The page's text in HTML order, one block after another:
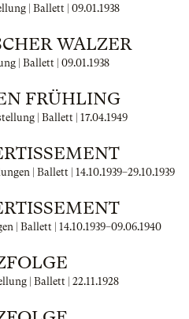
| Ballett | 09.01.1938
WALZER
| Ballett | 09.01.1938
FRÜHLING
| Ballett | 17.04.1949
| Ballett | 14.10.1939–29.10.1939
| Ballett | 14.10.1939–09.06.1940
| Ballett | 22.11.1928